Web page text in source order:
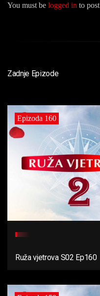
You must be logged in to
Zadnje Epizode
Epizoda 160
Ruža vjetrova S02 Ep160